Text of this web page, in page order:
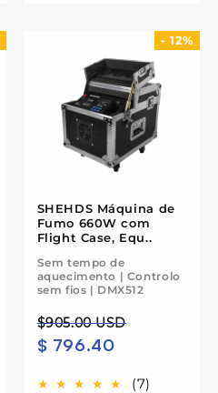
- 12%
SHEHDS Máquina de
Fumo 660W com
Flight Case, Equ..
Sem tempo de
aquecimento | Controlo
sem fios | DMX512
Preço
normal
$905.00 USD
Preço
de
$ 796.40
(7)